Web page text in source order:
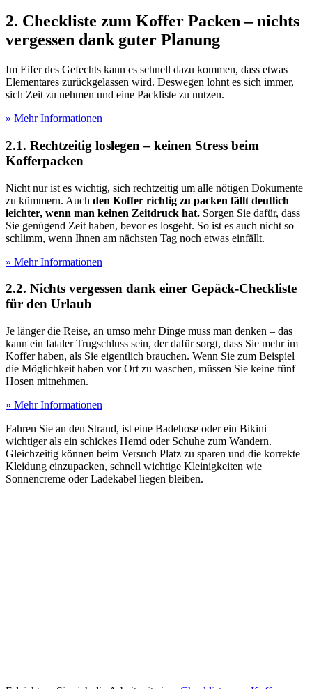
2. Checkliste zum Koffer Packen – nichts
vergessen dank guter Planung
Im Eifer des Gefechts kann es schnell dazu kommen, dass etwas
Elementares zurückgelassen wird. Deswegen lohnt es sich immer,
sich Zeit zu nehmen und eine Packliste zu nutzen.
» Mehr Informationen
2.1. Rechtzeitig loslegen – keinen Stress beim
Kofferpacken
Nicht nur ist es wichtig, sich rechtzeitig um alle nötigen Dokumente
zu kümmern. Auch den Koffer richtig zu packen fällt deutlich
leichter, wenn man keinen Zeitdruck hat. Sorgen Sie dafür, dass
Sie genügend Zeit haben, bevor es losgeht. So ist es auch nicht so
schlimm, wenn Ihnen am nächsten Tag noch etwas einfällt.
» Mehr Informationen
2.2. Nichts vergessen dank einer Gepäck-Checkliste
für den Urlaub
Je länger die Reise, an umso mehr Dinge muss man denken – das
kann ein fataler Trugschluss sein, der dafür sorgt, dass Sie mehr im
Koffer haben, als Sie eigentlich brauchen. Wenn Sie zum Beispiel
die Möglichkeit haben vor Ort zu waschen, müssen Sie keine fünf
Hosen mitnehmen.
» Mehr Informationen
Fahren Sie an den Strand, ist eine Badehose oder ein Bikini
wichtiger als ein schickes Hemd oder Schuhe zum Wandern.
Gleichzeitig können beim Versuch Platz zu sparen und die korrekte
Kleidung einzupacken, schnell wichtige Kleinigkeiten wie
Sonnencreme oder Ladekabel liegen bleiben.